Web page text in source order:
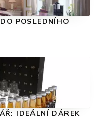
POSLEDNÍHO
IDEÁLNÍ DÁREK